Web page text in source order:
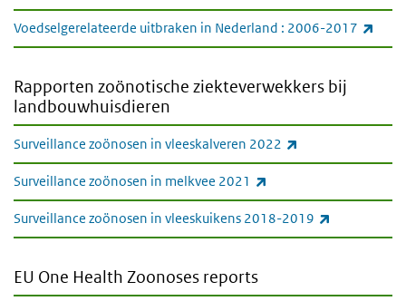
Voedselgerelateerde uitbraken in Nederland : 2006-2017
Rapporten zoönotische ziekteverwekkers bij
landbouwhuisdieren
Surveillance zoönosen in vleeskalveren 2022
Surveillance zoönosen in melkvee 2021
Surveillance zoönosen in vleeskuikens 2018-2019
EU One Health Zoonoses reports